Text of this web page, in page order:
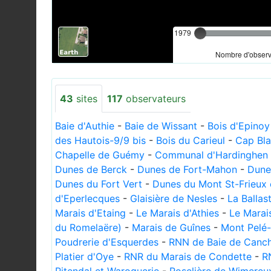
1979
Nombre
43 sites 117 observateurs
Baie d'Authie - Baie de Wissant - Bois d'Epinoy
des Hautois-9/9 bis - Bois du Carieul - Cap
Chapelle de Guémy - Communal d'Hardinghen
Dunes de Berck - Dunes de Fort-Mahon -
Dunes du Fort Vert - Dunes du Mont St-
d'Eperlecques - Glaisière de Nesles - La
Marais d'Etaing - Le Marais d'Athies - Le
du Romelaëre) - Marais de Guînes - Mont
Poudrerie d'Esquerdes - RNN de Baie de
Platier d'Oye - RNR du Marais de Condette -